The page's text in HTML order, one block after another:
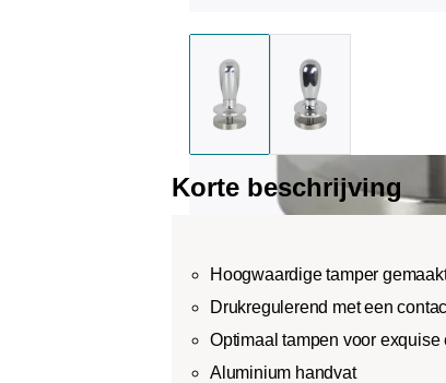
Korte beschrijving
Hoogwaardige tamper
Drukregulerend met een
Optimaal tampen voor exquise
Aluminium handvat